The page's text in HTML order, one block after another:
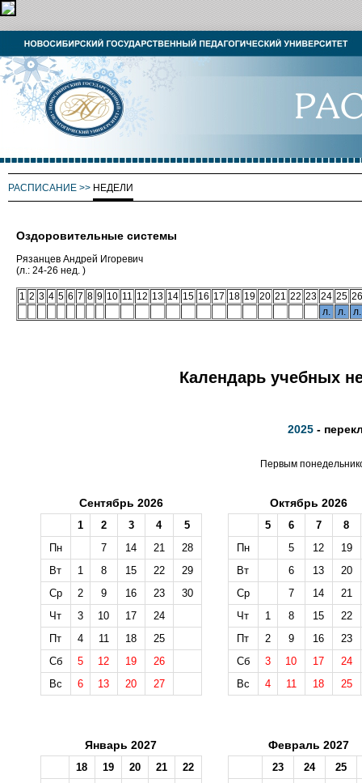
РАСПИСАНИЕ >> НЕДЕЛИ
Оздоровительные системы
Рязанцев Андрей Игоревич
(л.: 24-26 нед. )
1 2 3 4 5 6 7 8 9 10 11 12 13 14 15 16 17 18 19 20 21 22 23 24 25 26
л.
л. л.
Календарь учебных
2025 -
Первым
Сентябрь 2026
1 2 3 4
5
Пн
7 14 21
28
Вт
1 8 15 22
29
Ср
2 9 16 23
30
Чт
3 10 17
24
Пт
4 11 18
25
Сб
5 12 19
26
Вс
6 13 20 27
Октябрь 2026
5 6 7
8
Пн
5 12
19
Вт
6 13
20
Ср
7 14
21
Чт
1 8 15
22
Пт
2 9 16
23
Сб
3 10 17
24
Вс
4 11 18 25
Январь 2027
18 19 20 21
22
Февраль 2027
23 24
25